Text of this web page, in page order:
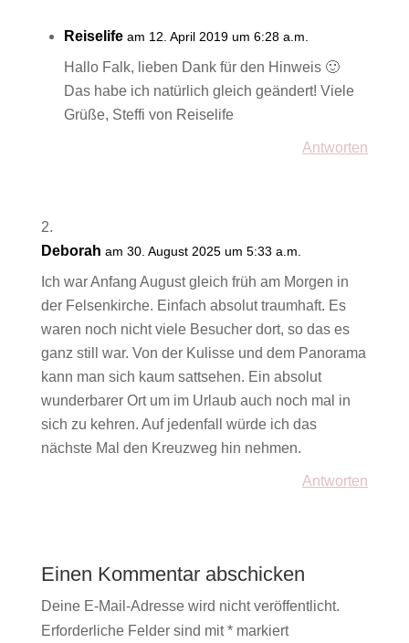
Reiselife am 12. April 2019 um 6:28 a.m.
Hallo Falk, lieben Dank für den Hinweis 🙂
Das habe ich natürlich gleich geändert! Viele
Grüße, Steffi von Reiselife
Antworten
Deborah am 30. August 2025 um 5:33 a.m.
Ich war Anfang August gleich früh am Morgen in
der Felsenkirche. Einfach absolut traumhaft. Es
waren noch nicht viele Besucher dort, so das es
ganz still war. Von der Kulisse und dem Panorama
kann man sich kaum sattsehen. Ein absolut
wunderbarer Ort um im Urlaub auch noch mal in
sich zu kehren. Auf jedenfall würde ich das
nächste Mal den Kreuzweg hin nehmen.
Antworten
Einen Kommentar abschicken
Deine E-Mail-Adresse wird nicht veröffentlicht.
Erforderliche Felder sind mit*markiert